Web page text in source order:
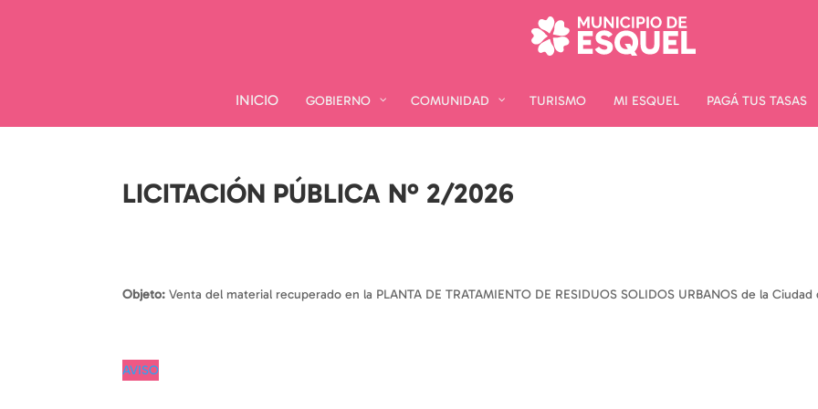
INICIO GOBIERNO COMUNIDAD TURISMO MI ESQUEL PAGÁ TUS TASAS
INICIO GOBIERNO COMUNIDAD TURISMO MI ESQUEL PAGÁ TUS TASAS
LICITACIÓN PÚBLICA Nº 2/2026
Objeto: Venta del material recuperado en la PLANTA DE TRATAMIENTO DE RESIDUOS SOLIDOS URBANOS de la Ciudad
AVISO